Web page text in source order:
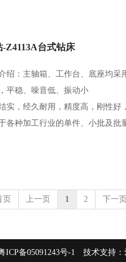
-Z4113A台式钻床
绍：主轴箱、工作台、底座均
平稳、噪音低、振动小
实，经久耐用，精度高，刚性好
各种加工行业的单件、小批及批
页 上一页 1 2 下一页
ICP备05091243号-1 技术支持：